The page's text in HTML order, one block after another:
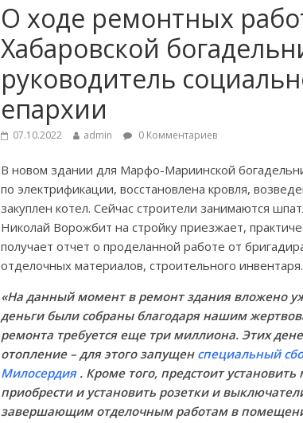
О ходе ремонтных
Хабаровской
руководитель
епархии
07.10.2022 admin 0 Комментариев
В новом здании для Марфо-Мариинской
по электрификации, восстановлена кровля,
закуплен котел. Сейчас строители занимаются
Николай Ворожбит на стройку приезжает,
получает отчет о проделанной работе от
отделочных материалов, строительного инвентаря.
«На данный момент в ремонт здания вложено
деньги были собраны благодаря нашим
ремонта требуется еще три миллиона. Этих
отопление – для этого запущенспециальный
Милосердия. Кроме того, предстоит
приобрести и установить розетки и
завершающим отделочным работам в